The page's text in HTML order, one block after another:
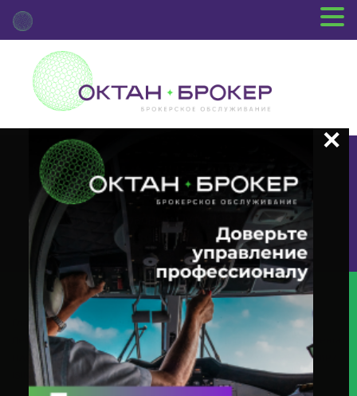
+7 (3812) 29-00-92
г.Омск ул.Красный Путь, 109 оф.510
Главная Новости Депозитария
(INTR) О Корпоративном
Действии «Выплата Купонного Дохода» С Ценными Бумагами Эмитента
ПАО Сбербанк ИНН 7707083893 (облигация 4B02-806-01481-B-001P /
ISIN RU000A10EF52)